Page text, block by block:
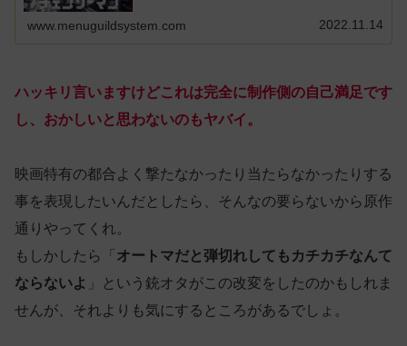
www.menuguildsystem.com 2022.11.14
ハッキリ言いますけどこれは完全に制作側の自己満足です
し、おかしいと思わないのもヤバイ。
映画特有の都合よく撃たなかったり当たらなかったりする
事を表現したいんだとしたら、そんなの要らないから原作
通りやってくれ。
もしかしたら「 オートマだと弾切れしてもカチカチなんて
ならないよ 」という銃オタがこの改変をしたのかもしれま
せんが、それよりも気にするところがあるでしょ。